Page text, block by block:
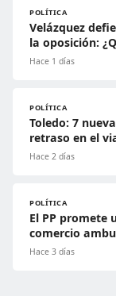
POLÍTICA
Velázquez
la oposición:
Hace 1 días
POLÍTICA
Toledo: 7
retraso en el
Hace 2 días
POLÍTICA
El PP promete
comercio
Hace 3 días